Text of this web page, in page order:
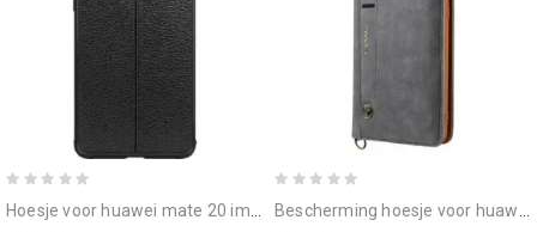
hoesje voor huawei mate 20 imak kunstleer couture bescherming hoesje voor huawei mate 20 folio-hoesje multi-card leereffect cmai2